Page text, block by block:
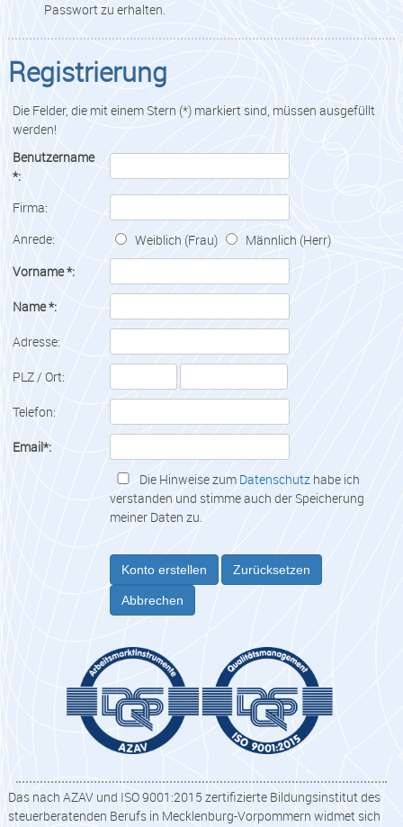
Passwort zu erhalten.
Registrierung
Die Felder, die mit einem Stern (*) markiert sind, müssen ausgefüllt
werden!
Benutzername
*:
Firma:
Anrede:
Weiblich (Frau)
Männlich (Herr)
Vorname *:
Name *:
Adresse:
PLZ / Ort:
Telefon:
Email*:
Die Hinweise zum Datenschutzhabe ich
verstanden und stimme auch der Speicherung
meiner Daten zu.
Konto erstellen Zurücksetzen
Abbrechen
Das nach AZAV und ISO 9001:2015 zertifizierte Bildungsinstitut des
steuerberatenden Berufs in Mecklenburg-Vorpommern widmet sich